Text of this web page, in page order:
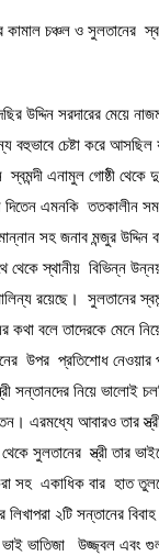
চঞ্চল ও সুলতানের
সরদারের মেয়ে
চেষ্টা করে আসছিল
এনামুল গোষ্ঠী থেকে
এমনকি ততকালীন
সহ জনাব মন্জুর
থেকে স্থানীয় বিভিন্ন
রয়েছে। সুলতানের
বলে তাদেরকে মেনে
উপর প্রতিশোধ নেওয়ার
সন্তানদের নিয়ে ভালোই
এরমধ্যে আবারও তার
সুলতানের স্ত্রী তার
সহ একাধিক বার হাত
২টি সন্তানের
ভাতিজা উজ্জ্বল এবং